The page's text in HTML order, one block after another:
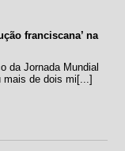
franciscana’ na
da Jornada Mundial
mais de dois mi[...]